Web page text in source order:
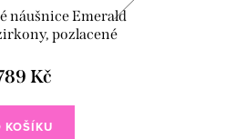
náušnice Emerald
pozlacené
Kč
KOŠÍKU